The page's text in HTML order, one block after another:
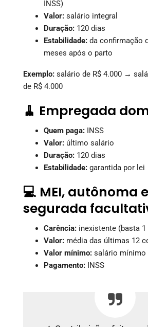
INSS)
Valor: salário integral
Duração: 120 dias
Estabilidade: da confirmação
meses após o parto
Exemplo: salário de R$ 4.000 →
de R$ 4.000
🧹 Empregada
Quem paga: INSS
Valor: último salário
Duração: 120 dias
Estabilidade: garantida por lei
💻 MEI, autônoma e
segurada
Carência: inexistente (basta
Valor: média das últimas 12
Valor mínimo: salário mínimo
Pagamento: INSS